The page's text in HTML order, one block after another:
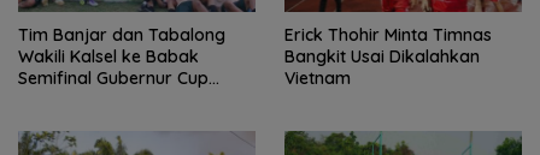
Tim Banjar dan Tabalong
Wakili Kalsel ke Babak
Semifinal Gubernur Cup
Erick Thohir Minta Timnas
Bangkit Usai Dikalahkan
Vietnam